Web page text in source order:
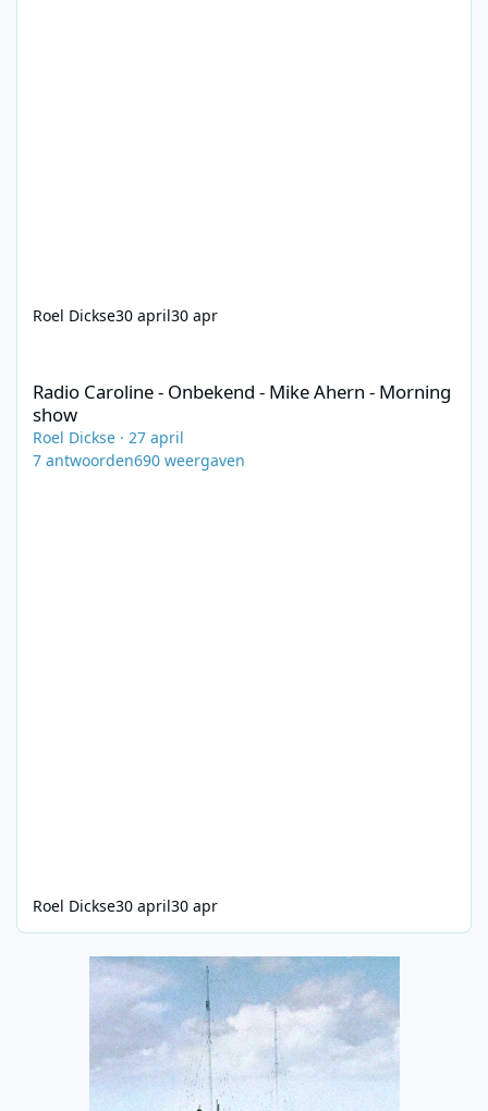
Roel Dickse30 april30 apr
Radio Caroline - Onbekend - Mike Ahern - Morning
show
Roel Dickse · 27 april
7 antwoorden690 weergaven
Roel Dickse30 april30 apr